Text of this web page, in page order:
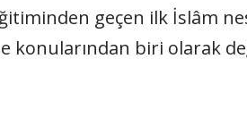
geçen ilk İslâm
konularından biri olarak